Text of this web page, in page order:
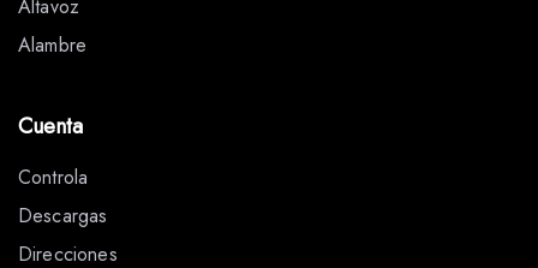
Francia
Alta fidelidad
Altavoz
Alambre
Cuenta
Controla
Descargas
Direcciones